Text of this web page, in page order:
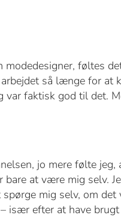
føltes
så længe for at
faktisk god til det.
jo mere følte jeg,
at være mig selv.
mig selv, om
især efter at have